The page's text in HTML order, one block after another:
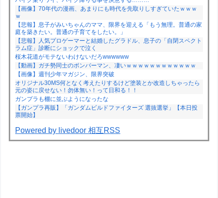
【画像】70年代の漫画、あまりにも時代を先取りしすぎていたｗｗｗ
ｗ
【悲報】息子がみいちゃんのママ、限界を迎える「もう無理。普通の家
庭を築きたい。普通の子育てをしたい。」
【悲報】人気プロゲーマーと結婚したグラドル、息子の「自閉スペクト
ラム症」診断にショックで泣く
桜木花道がモテないわけないだろwwwwww
【動画】ガチ勢同士のボンバーマン、凄いｗｗｗｗｗｗｗｗｗｗｗｗ
【画像】週刊少年マガジン、限界突破
オリジナル30MS何となく考えたりするけど塗装とか改造しちゃったら
元の姿に戻せない！勿体無い！って日和る！！
ガンプラも棚に並ぶようになったな
【ガンプラ再販】「ガンダムビルドファイターズ 選抜選挙」【本日投
票開始】
Powered by livedoor 相互RSS